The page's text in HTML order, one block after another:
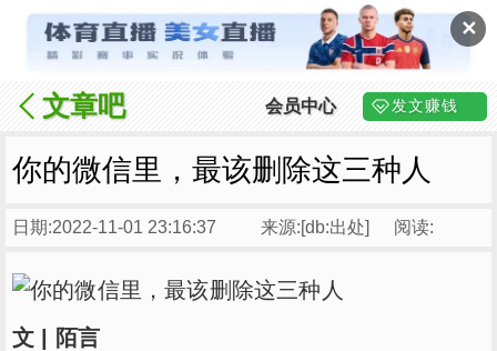
✕
文章吧 会员中心 发文赚钱
你的微信里，最该删除这三种人
日期:2022-11-01 23:16:37 来源:[db:出处] 阅读:
文 | 陌言